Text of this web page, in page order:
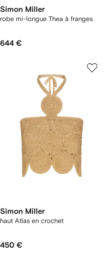
Simon Miller
robe mi-longue Thea à franges
644 €
Simon Miller
haut Atlas en crochet
450 €